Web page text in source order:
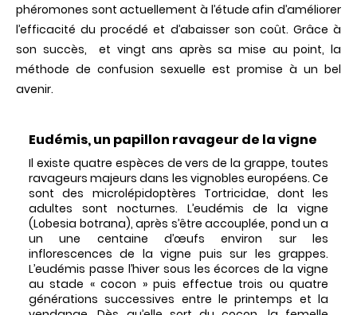
phéromones sont actuellement à l’étude afin d’améliorer
l’efficacité du procédé et d’abaisser son coût. Grâce à
son succès, et vingt ans après sa mise au point, la
méthode de confusion sexuelle est promise à un bel
avenir.
Eudémis, un papillon ravageur de la vigne
Il existe quatre espèces de vers de la grappe, toutes
ravageurs majeurs dans les vignobles européens. Ce
sont des microlépidoptères Tortricidae, dont les
adultes sont nocturnes. L’eudémis de la vigne
(Lobesia botrana), après s’être accouplée, pond un a
un une centaine d’œufs environ sur les
inflorescences de la vigne puis sur les grappes.
L’eudémis passe l’hiver sous les écorces de la vigne
au stade « cocon » puis effectue trois ou quatre
générations successives entre le printemps et la